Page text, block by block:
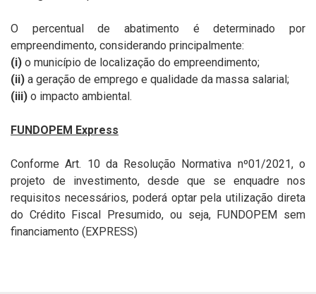
O percentual de abatimento é determinado por
empreendimento, considerando principalmente:
(i) o município de localização do empreendimento;
(ii) a geração de emprego e qualidade da massa salarial;
(iii) o impacto ambiental.
FUNDOPEM Express
Conforme Art. 10 da Resolução Normativa nº01/2021, o
projeto de investimento, desde que se enquadre nos
requisitos necessários, poderá optar pela utilização direta
do Crédito Fiscal Presumido, ou seja, FUNDOPEM sem
financiamento (EXPRESS)